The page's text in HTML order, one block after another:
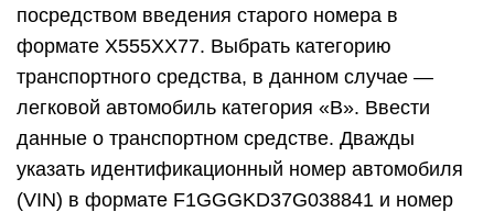
посредством введения старого номера в
формате Х555ХХ77. Выбрать категорию
транспортного средства, в данном случае —
легковой автомобиль категория «В». Ввести
данные о транспортном средстве. Дважды
указать идентификационный номер автомобиля
(VIN) в формате F1GGGKD37G038841 и номер